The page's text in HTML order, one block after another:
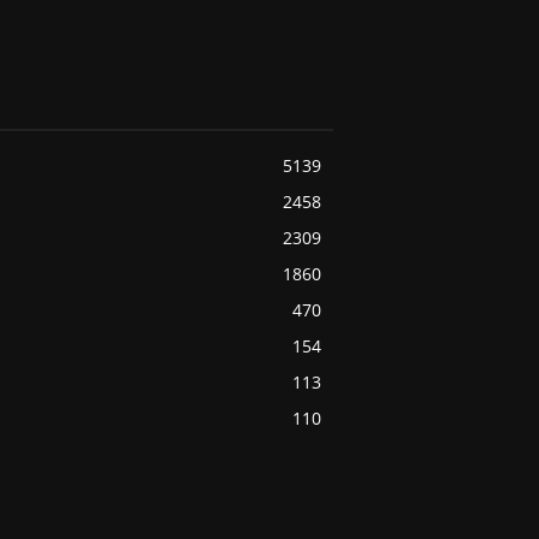
5139
2458
2309
1860
470
154
113
110